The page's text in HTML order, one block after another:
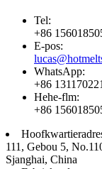
Tel:
+86
E-pos:
WhatsApp:
+86
Hehe-flm:
+86
111, Gebou 5,
Sjanghai, China